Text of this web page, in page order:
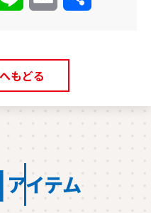
もどる
アイテム